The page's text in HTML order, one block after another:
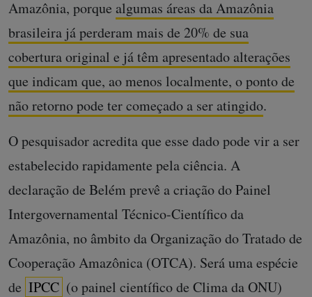
Amazônia, porque algumas áreas da Amazônia
brasileira já perderam mais de 20% de sua
cobertura original e já têm apresentado alterações
que indicam que, ao menos localmente, o ponto de
não retorno pode ter começado a ser atingido.
O pesquisador acredita que esse dado pode vir a ser
estabelecido rapidamente pela ciência. A
declaração de Belém prevê a criação do Painel
Intergovernamental Técnico-Científico da
Amazônia, no âmbito da Organização do Tratado de
Cooperação Amazônica (OTCA). Será uma espécie
de IPCC (o painel científico de Clima da ONU)